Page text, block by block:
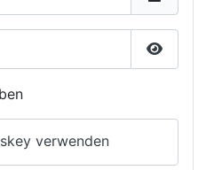
Passwort
verwenden